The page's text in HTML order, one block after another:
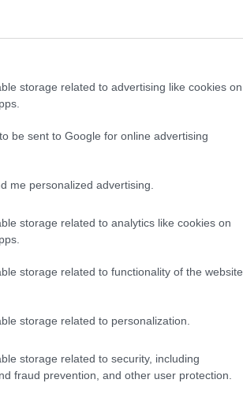
storage related to advertising like cookies on
be sent to Google for online advertising
me personalized advertising.
storage related to analytics like cookies on
storage related to functionality of the website
storage related to personalization.
storage related to security, including
fraud prevention, and other user protection.
támadtak egy
miután kiderült
zsidó